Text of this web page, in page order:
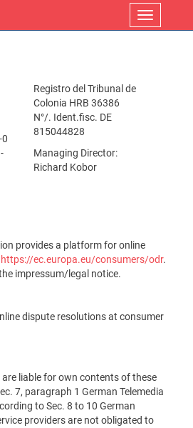
Menu
Registro del Tribunal de
Colonia HRB 36386
N°/. Ident.fisc. DE
815044828
Managing Director:
Richard Kobor
provides a platform for online
https://ec.europa.eu/consumers/odr.
impressum/legal notice.
dispute resolutions at consumer
are liable for own contents of these
7, paragraph 1 German Telemedia
to Sec. 8 to 10 German
providers are not obligated to